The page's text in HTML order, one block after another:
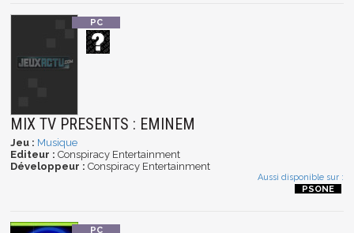
MIX TV PRESENTS : EMINEM
Jeu : Musique
Editeur : Conspiracy Entertainment
Développeur : Conspiracy Entertainment
Aussi disponible sur :